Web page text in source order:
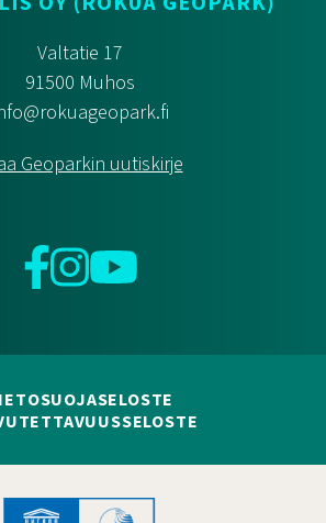
Valtatie 17
91500 Muhos
Geoparkin uutiskirje
Facebook
InstagramYouTube